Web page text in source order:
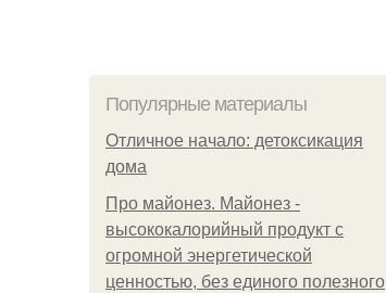
Популярные материалы
Отличное начало: детоксикация
дома
Про майонез. Майонез -
высококалорийный продукт с
огромной энергетической
ценностью, без единого полезного